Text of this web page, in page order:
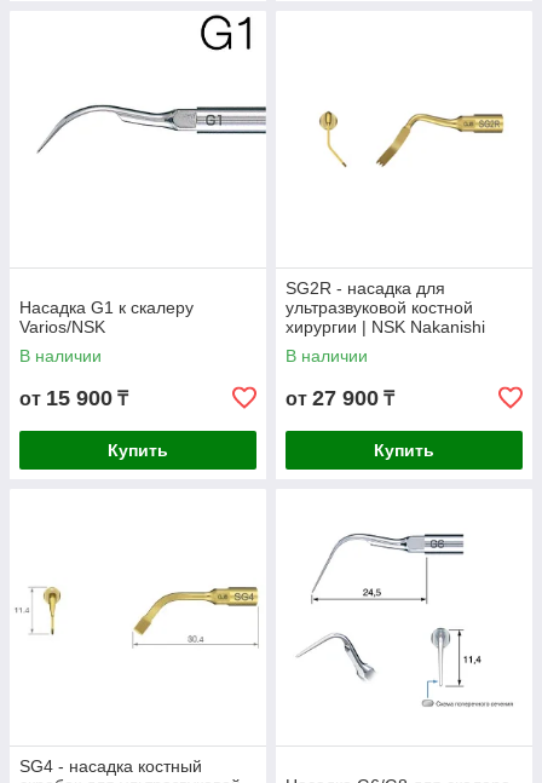
Насадка G1 к скалеру
Varios/NSK
В наличии
от 15 900 ₸
Купить
SG2R - насадка для
ультразвуковой костной
хирургии | NSK Nakanishi
(Япония)
В наличии
от 27 900 ₸
Купить
SG4 - насадка костный